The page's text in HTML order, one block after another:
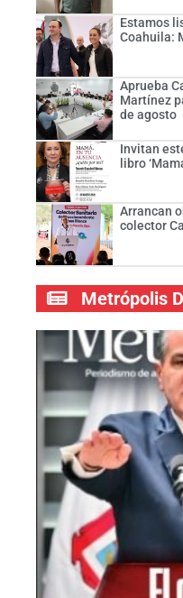
Estamos
Coahuila:
Aprueba
Martínez
de agosto
Invitan
libro
Arrancan
colector
Metrópolis